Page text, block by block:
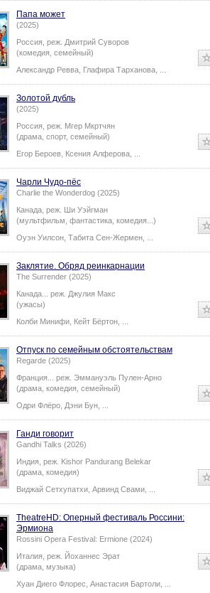
Папа может
(2025)
Россия, реж. Дмитрий Суворов
(комедия, семейный)
Александр Ревва Глафира Тарханова
Золотой дубль
(2025)
Россия, реж. Мгер Мкртчян
(драма, спорт, семейный)
Егор Бероев Ксения Алферова
Чарли Чудо-пёс
Charlie the Wonderdog (2025)
Канада, реж. Ши Уэйгман
(мультфильм, фантастика, комедия...)
Оуэн Уилсон Табита Сен-Жермен
Заклятие. Обряд реинкарнации
The Surrender (2025)
Канада... реж. Джулия Макс
(ужасы)
Колби Минифи Кейт Бёртон
Отпуск по семейным обстоятельствам
Regarde (2025)
Франция... реж. Эммануэль Пулен-Арно
(драма, комедия, семейный)
Одри Флёро Дэни Бун
Ганди говорит
Gandhi Talks (2026)
Индия, реж. Kishor Pandurang Belekar
(драма, комедия)
Виджай Сетхупатхи Арвинд Свами
TheatreHD: Оперный фестиваль Россини:
Эрмиона
Rossini Opera Festival: Ermione (2024)
Италия, реж. Йоханнес Эрат
(драма, музыка)
Хуан Диего Флорес Анастасия Бартоли